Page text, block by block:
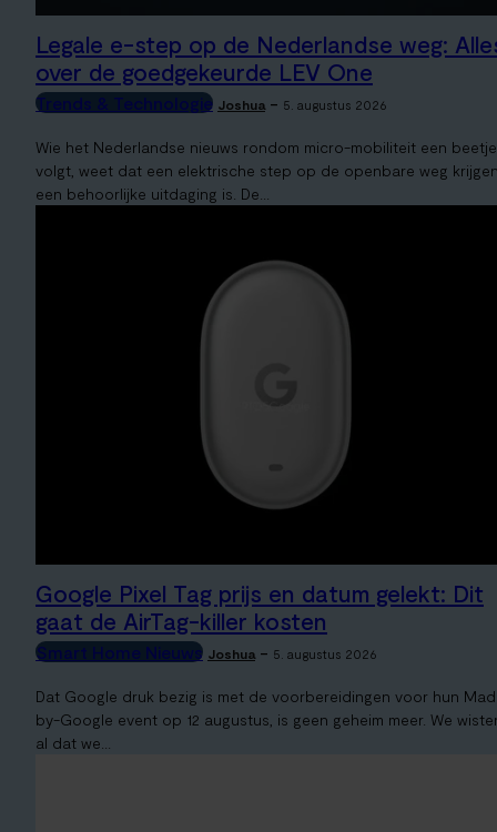
Legale e-step op de Nederlandse weg:
over de goedgekeurde LEV One
Trends & Technologie Joshua - 5. augustus 2026
Wie het Nederlandse nieuws rondom micro-mobiliteit een beetje
volgt, weet dat een elektrische step op de openbare weg
een behoorlijke uitdaging is. De...
Google Pixel Tag prijs en datum gelekt: Dit
gaat de AirTag-killer kosten
Smart Home Nieuws Joshua - 5. augustus 2026
Dat Google druk bezig is met de voorbereidingen voor hun
by-Google event op 12 augustus, is geen geheim meer. We
al dat we...